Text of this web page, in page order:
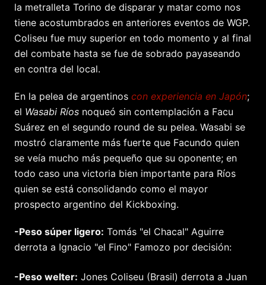
la metralleta Torino de disparar y matar como nos
tiene acostumbrados en anteriores eventos de WGP.
Coliseu fue muy superior en todo momento y al final
del combate hasta se fue de sobrado payaseando
en contra del local.
En la pelea de argentinos con experiencia en Japón;
el Wasabi Ríos noqueó sin contemplación a Facu
Suárez en el segundo round de su pelea. Wasabi se
mostró claramente más fuerte que Facundo quien
se veía mucho más pequeño que su oponente; en
todo caso una victoria bien importante para Ríos
quien se está consolidando como el mayor
prospecto argentino del Kickboxing.
-Peso súper ligero: Tomás "el Chacal" Aguirre
derrota a Ignacio "el Fino" Famozo por decisión:
-Peso welter: Jones Coliseu (Brasil) derrota a Juan